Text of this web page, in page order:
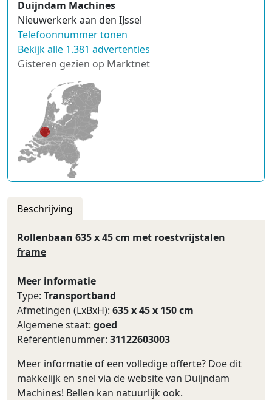
Duijndam Machines
Nieuwerkerk aan den IJssel
Telefoonnummer tonen
Bekijk alle 1.381 advertenties
Gisteren gezien op Marktnet
Beschrijving
Rollenbaan 635 x 45 cm met roestvrijstalen
frame
Meer informatie
Type: Transportband
Afmetingen (LxBxH): 635 x 45 x 150 cm
Algemene staat: goed
Referentienummer: 31122603003
Meer informatie of een volledige offerte? Doe dit
makkelijk en snel via de website van Duijndam
Machines! Bellen kan natuurlijk ook.